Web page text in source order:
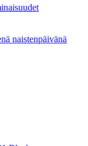
naistenpäivänä